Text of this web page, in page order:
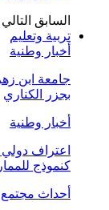
السابق التالي
تربية وتعليم
أخبار وطنية
جامعة ابن
بجزر الكناري
أخبار وطنية
اعتراف
كنموذج
أحداث مجتمع